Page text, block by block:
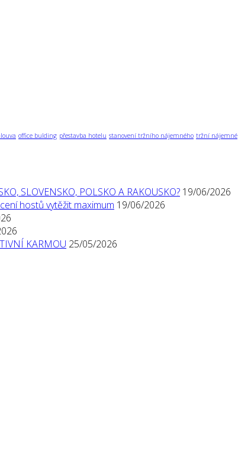
office bulding přestavba hotelu stanovení tržního nájemného tržní nájemné
SLOVENSKO, POLSKO A RAKOUSKO? 19/06/2026
hostů vytěžit maximum 19/06/2026
KARMOU 25/05/2026